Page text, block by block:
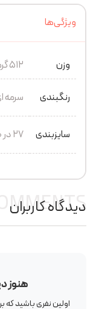
ویژگی‌ها
وزن 512 گرم
رنگبندی سرمه
سایزبندی ۲۷ در ۲۰ سانتی متر
دیدگاه کاربران
COMMENTS
هنوز
اولین نفری باشید